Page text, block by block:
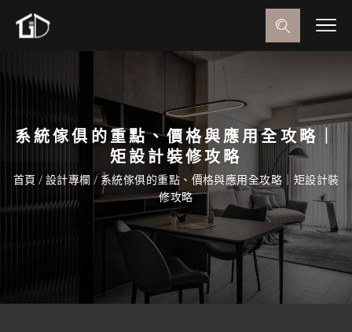
系統傢俱的重點、價格與應用全攻略｜
矩設計裝修攻略
首頁 / 設計專欄/系統傢俱的重點、價格與應用全攻略｜矩設計裝
修攻略